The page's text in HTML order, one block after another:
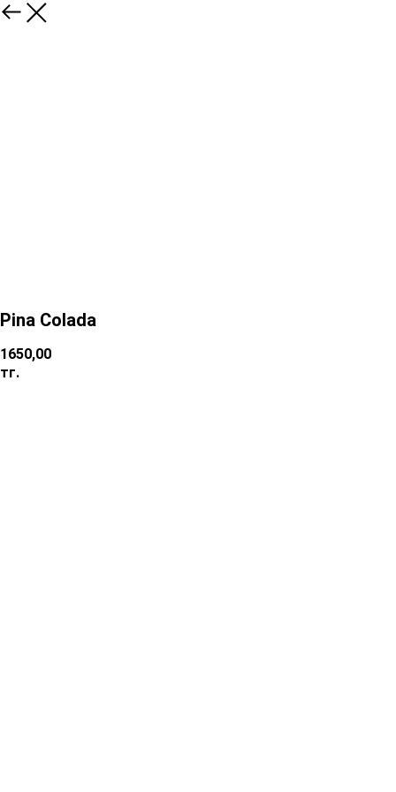
Pina Colada
1650,00
тг.